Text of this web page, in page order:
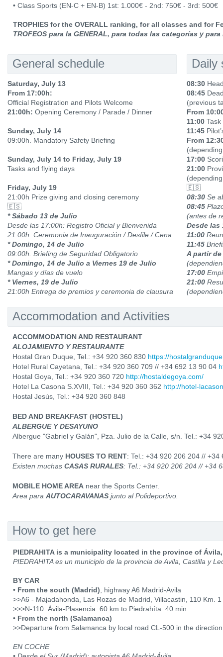
• Class Sports (EN-C + EN-B) 1st: 1.000€ - 2nd: 750€ - 3rd: 500€
TROPHIES for the OVERALL ranking, for all classes and for
TROFEOS para la GENERAL, para todas las categorías y
General schedule
Saturday, July 13
From 17:00h:
Official Registration and Pilots Welcome
21:00h: Opening Ceremony / Parade / Dinner
Sunday, July 14
09:00h. Mandatory Safety Briefing
Sunday, July 14 to Friday, July 19
Tasks and flying days
Friday, July 19
21:00h Prize giving and closing ceremony
🇪🇸
* Sábado 13 de Julio
Desde las 17:00h: Registro Oficial y Bienvenida
21:00h. Ceremonia de Inauguración / Desfile / Cena
* Domingo, 14 de Julio
09:00h. Briefing de Seguridad Obligatorio
* Domingo, 14 de Julio a Viernes 19 de Julio
Mangas y días de vuelo
* Viernes, 19 de Julio
21:00h Entrega de premios y ceremonia de clausura
Daily
08:30
08:45
(previous
From
11:00
11:45
From
17:00
21:00
🇪🇸
08:30 Se
08:45
(antes de
Desde las
11:00
11:45
A partir
17:00
21:00
Accommodation and Activities
ACCOMMODATION AND RESTAURANT
ALOJAMIENTO Y RESTAURANTE
Hostal Gran Duque, Tel.: +34 920 360 830 https://
Hotel Rural Cayetana, Tel.: +34 920 360 709 // +34 692 13 90 04
Hostal Goya, Tel.: +34 920 360 720 http://hostaldegoya.com/
Hotel La Casona S.XVIII, Tel.: +34 920 360 362 http://hotel-
Hostal Jesús, Tel.: +34 920 360 848
BED AND BREAKFAST (HOSTEL)
ALBERGUE Y DESAYUNO
Albergue "Gabriel y Galán", Pza. Julio de la Calle, s/n. Tel.: +34
There are many HOUSES TO RENT: Tel.: +34 920 206 204 // +34
Existen muchas CASAS RURALES: Tel.: +34 920 206 204 // +34
MOBILE HOME AREA near the Sports Center.
Area para AUTOCARAVANAS junto al Polideportivo.
How to get here
PIEDRAHITA is a municipality located in the province of
PIEDRAHITA es un municipio de la provincia de Avila, Castilla y
BY CAR
• From the south (Madrid) , highway A6 Madrid-Avila
>>A6 - Majadahonda, Las Rozas de Madrid, Villacastin, 110 Km. 1
>>>N-110. Ávila-Plasencia. 60 km to Piedrahíta. 40 min.
• From the north (Salamanca)
>>Departure from Salamanca by local road CL-500 in the
EN COCHE